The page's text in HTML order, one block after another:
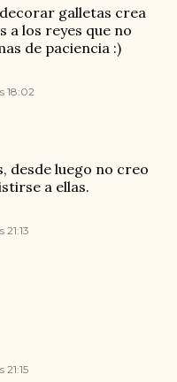
galletas crea
a los reyes que no
de paciencia :)
18:02
desde luego no creo
a ellas.
21:13
21:15